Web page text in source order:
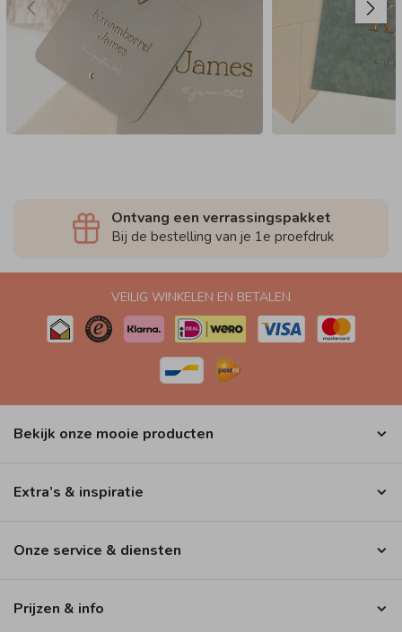
Ontvang een verrassingspakket
Bij de bestelling van je 1e proefdruk
VEILIG WINKELEN EN BETALEN
Bekijk onze mooie producten
Extra’s & inspiratie
Onze service & diensten
Prijzen & info